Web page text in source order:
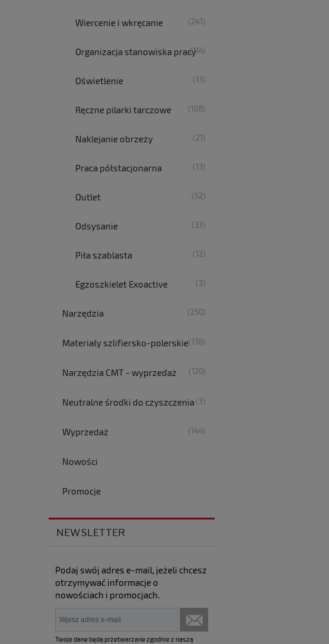
Wiercenie i wkręcanie (241)
Organizacja stanowiska pracy(114)
Oświetlenie (13)
Ręczne pilarki tarczowe (108)
Naklejanie obrzeży (21)
Praca półstacjonarna (13)
Outlet (52)
Odsysanie (33)
Piła szablasta (12)
Egzoszkielet Exoactive (3)
Narzędzia (250)
Materiały szlifiersko-polerskie(138)
Narzędzia CMT - wyprzedaż (120)
Neutralne środki do czyszczenia (3)
Wyprzedaż (144)
Nowości
Promocje
NEWSLETTER
Podaj swój adres e-mail, jeżeli chcesz
otrzymywać informacje o
nowościach i promocjach.
Twoje dane będą przetwarzane zgodnie z naszą